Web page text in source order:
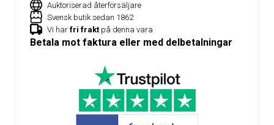
Auktoriserad återförsäljare
Svensk butik sedan 1862
Vi har fri frakt på denna vara
Betala mot faktura eller med delbetalningar